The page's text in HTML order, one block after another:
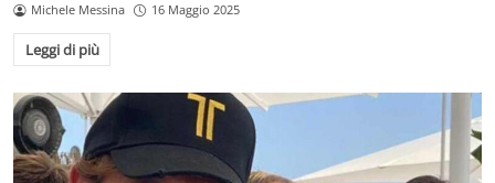
Michele Messina 16 Maggio 2025
Leggi di più